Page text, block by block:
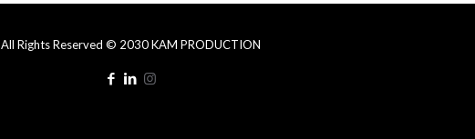
All Rights Reserved © 2030 KAM PRODUCTION